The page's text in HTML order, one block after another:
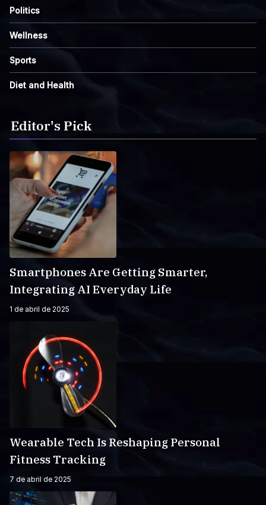
Politics
Wellness
Sports
Diet and Health
Editor's Pick
Smartphones Are Getting Smarter,
Integrating AI Everyday Life
1 de abril de 2025
Wearable Tech Is Reshaping Personal
Fitness Tracking
7 de abril de 2025